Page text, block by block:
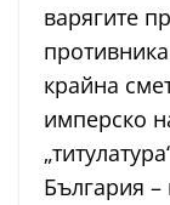
варягите
крайна
имперско
България –